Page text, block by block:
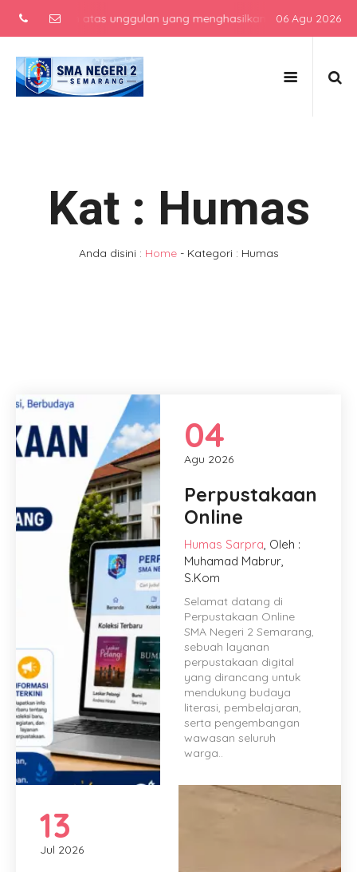
atas unggulan yang menghasilkan lulusan berkarakter,
06 Agu 2026
Kat : Humas
Anda disini : Home- Kategori : Humas
04
Agu 2026
Perpustakaan
Online
Humas Sarpra, Oleh :
Muhamad Mabrur,
S.Kom
Selamat datang di
Perpustakaan Online
SMA Negeri 2 Semarang,
sebuah layanan
perpustakaan digital
yang dirancang untuk
mendukung budaya
literasi, pembelajaran,
serta pengembangan
wawasan seluruh
warga..
13
Jul 2026